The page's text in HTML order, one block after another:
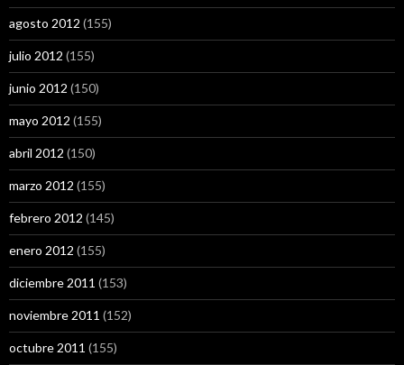
agosto 2012 (155)
julio 2012 (155)
junio 2012 (150)
mayo 2012 (155)
abril 2012 (150)
marzo 2012 (155)
febrero 2012 (145)
enero 2012 (155)
diciembre 2011 (153)
noviembre 2011 (152)
octubre 2011 (155)